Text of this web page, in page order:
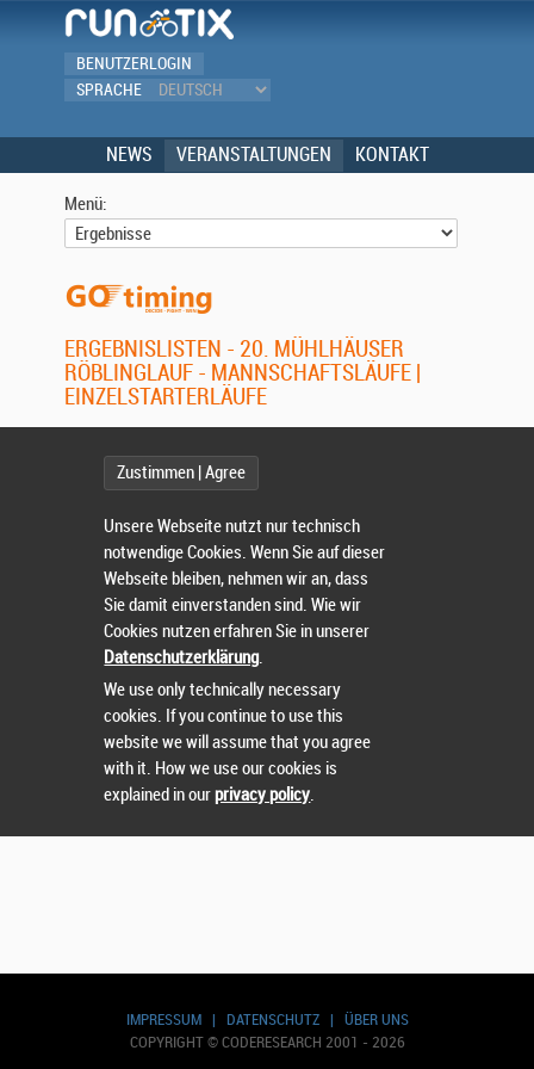
BENUTZERLOGIN
SPRACHE
NEWS VERANSTALTUNGEN KONTAKT
Menü:
ERGEBNISLISTEN - 20. MÜHLHÄUSER
RÖBLINGLAUF - MANNSCHAFTSLÄUFE |
EINZELSTARTERLÄUFE
IMPRESSUM| DATENSCHUTZ| ÜBER UNS
COPYRIGHT © CODERESEARCH 2001 - 2026
Wählen Sie einen Wettbewerb.
Zustimmen | Agree
Unsere Webseite nutzt nur technisch
notwendige Cookies. Wenn Sie auf dieser
Webseite bleiben, nehmen wir an, dass
Sie damit einverstanden sind. Wie wir
Cookies nutzen erfahren Sie in unserer
Datenschutzerklärung.
We use only technically necessary
cookies. If you continue to use this
website we will assume that you agree
with it. How we use our cookies is
explained in ourprivacy policy.